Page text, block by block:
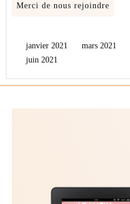
Merci de nous rejoindre
janvier 2021 mars 2021
juin 2021